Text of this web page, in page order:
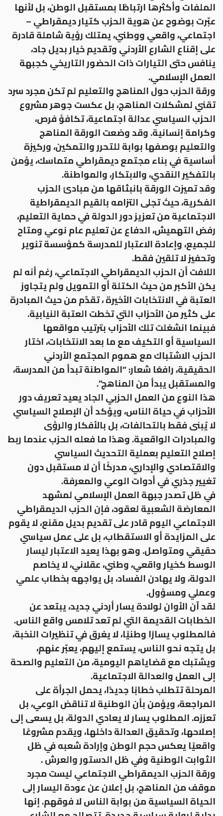
الملفات وأكثرها ارتباطًا بمستقبل الوطن، بل لأنها
عبّرت بوضوح عن هوية الحزب كتيار ديمقراطي –
اجتماعي، واقعي ووطني، يمتلك رؤية شاملة قادرة
على إقناع الشارع الأردني وتقديم خيار بديل جاد،
ينافس حتى التيارات ذات الحضور التاريخي كجبهة
العمل الإسلامي.
ورقة الحزب حول المناهج والتعليم لم تكن مجرد سرد
تقني لمشكلات المناهج، بل عكست جوهر مشروع
الحزب السياسي عدالة اجتماعية، تكافؤ فرص،
وكرامة إنسانية. وقد وضعت الورقة المناهج
والتعليم بوصفها بوابة للتحرر والتمكين، وركيزة
أساسية في بناء مجتمع ديمقراطي متماسك، يؤمن
بالتفكير النقدي، والابتكار، والمواطنة.
وقد تميزت الورقة بانبثاقها من مبادئ الحزب
الفكرية، حيث تجلى التزامه بالقيم الديمقراطية
الاجتماعية من تعزيز دور الدولة في حماية التعليم،
رفض التهميش، الدفاع عن تعليم عام نوعي ومتاح
للجميع، وإعادة الاعتبار للمدرسة كمؤسسة تنوير
وتحفيز لا تلقين فقط.
اللافت أن الحزب الديمقراطي الاجتماعي، رغم أنه لم
يكن الأكبر من حيث الكتلة أو التمويل ولم يتجاوز
العتبة في الانتخابات الأخيرة ، تقدّم من حيث المبادرة
على كثير من الأحزاب التي تخطت العتبة النيابية.
فبينما انشغلت تلك الأحزاب بترتيب مواقعها
السياسية أو التكيف مع ما بعد الانتخابات، اختار
الحزب الاشتباك مع هموم المجتمع الأردني
الحقيقية، رافعًا شعار: “المواطنة تبدأ من المدرسة،
والمستقبل يبدأ من المناهج”.
هذا النوع من العمل الحزبي الجاد يعيد تعريف دور
الأحزاب في حياة الناس، ويؤكد أن الإصلاح السياسي
لا يُبنى فقط بالتحالفات، بل بالأفكار والرؤى
والمبادرات الواقعية. وهذا ما فعله الحزب عندما ربط
إصلاح التعليم بعملية التحديث السياسي
والاقتصادي والإداري، مدركًا أن لا مستقبل دون
تغيير جذري في أدوات الوعي والمعرفة.
في ظل تصدر جبهة العمل الإسلامي لمشهد
المعارضة الشعبية لعقود، فإن الحزب الديمقراطي
الاجتماعي اليوم قادر على تقديم بديل مقنع، لا يقوم
على المزايدة أو الاستقطاب، بل على عمل سياسي
حقيقي ومتواصل. وهو بهذا يعيد الاعتبار ليسار
الوسط كخيار واقعي، وطني، عقلاني، لا يخاصم
الدولة، ولا يهادن الفساد، بل يواجهه بخطاب علمي
وعملي ومسؤول.
لقد آن الأوان لولادة يسار أردني جديد، يبتعد عن
الخطابات القديمة التي لم تعد تلامس واقع الناس.
فالمطلوب يسارًا وطنيًا، لا يغرق في تنظيرات النخبة،
بل يتجه نحو الناس، يستمع إليهم، يعبّر عنهم،
ويشتبك مع قضاياهم اليومية، من التعليم والصحة
إلى العمل والعدالة الاجتماعية.
المرحلة تتطلب خطابًا جديدًا، يحمل الجرأة على
المراجعة، ويؤمن بأن الوطنية لا تناقض الوعي، بل
تعززه. المطلوب يسار لا يعادي الدولة، بل يسعى إلى
إصلاحها، وتحقيق العدالة داخلها، ويقدم مشروعًا
واقعيًا يعكس حجم الوطن وإرادة شعبه في ظل
الثوابت الوطنية وفي ظل الدستور والعرش .
ورقة الحزب الديمقراطي الاجتماعي ليست مجرد
موقف من المناهج، بل إعلان عن عودة اليسار إلى
الحياة السياسية من بوابة الناس لا فوقهم. إنها